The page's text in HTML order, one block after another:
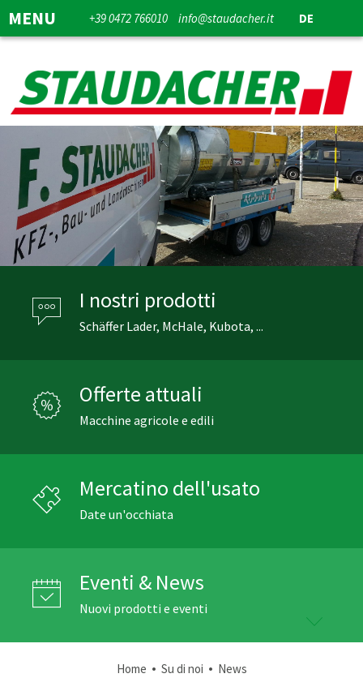
MENU +39 0472 766010 info@staudacher.it DE
I nostri prodotti
Schäffer Lader, McHale, Kubota, ...
Offerte attuali
Macchine agricole e edili
Mercatino dell'usato
Date un'occhiata
Eventi & News
Nuovi prodotti e eventi
Home • Su di noi • News